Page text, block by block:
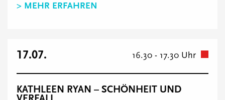
> MEHR ERFAHREN
17.07. 16.30 - 17.30 Uhr
KATHLEEN RYAN – SCHÖNHEIT UND